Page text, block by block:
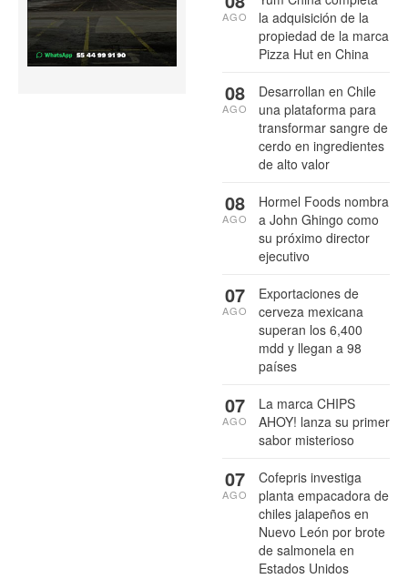
la adquisición de la
propiedad de la marca
Pizza Hut en China
AGO
Desarrollan en Chile
una plataforma para
transformar sangre de
cerdo en ingredientes
de alto valor
08
AGO
Hormel Foods nombra
a John Ghingo como
su próximo director
ejecutivo
08
AGO
Exportaciones de
cerveza mexicana
superan los 6,400
mdd y llegan a 98
países
07
AGO
La marca CHIPS
AHOY! lanza su primer
sabor misterioso
07
AGO
Cofepris investiga
planta empacadora de
chiles jalapeños en
Nuevo León por brote
de salmonela en
Estados Unidos
07
AGO